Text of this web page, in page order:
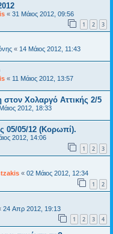
« 31 Μάιος 2012, 09:56
1 2 3
« 14 Μάιος 2012, 11:43
« 11 Μάιος 2012, 13:57
Χολαργό Αττικής 2/5
2012, 18:33
05/05/12 (Κορωπί).
2012, 14:06
1 2 3
« 02 Μάιος 2012, 12:34
1 2
24 Απρ 2012, 19:13
1 2 3 4